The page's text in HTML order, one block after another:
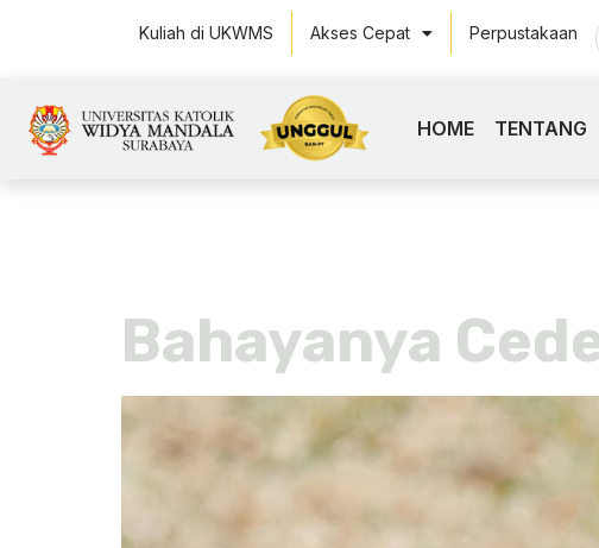
Kuliah di UKWMS Akses Cepat Perpustakaan
HOME TENTANG
Bahayanya